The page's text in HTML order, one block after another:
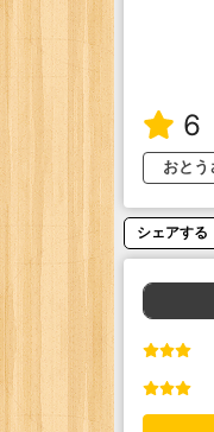
6
おとう
シェアする